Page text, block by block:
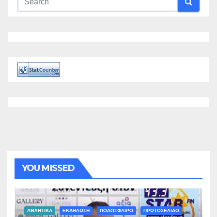
YOU MISSED
ΑΘΛΗΤΙΚΑ ΕΚΔΗΛΩΣΗ ΠΟΔΟΣΦΑΙΡΟ ΠΡΩΤΟΣΕΛΙΔΟ